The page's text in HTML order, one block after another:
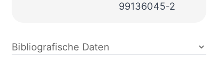
99136045-2
Bibliografische Daten